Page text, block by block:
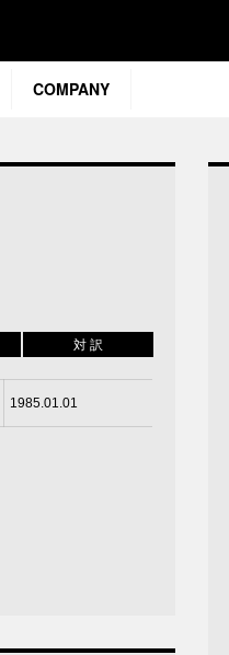
COMPANY
対 訳
1985.01.01